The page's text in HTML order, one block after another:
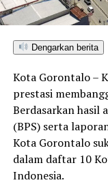
tengah kebijakan
menyangkut
manajemen RS
jantung,”
Dengan
ini,Gorontalo
di Indonesia
layanan bedah
Keberhasilan ini
Dengarkan berita
Kota Gorontalo –
prestasi
Berdasarkan hasil
(BPS) serta
Kota Gorontalo
dalam daftar 10
Indonesia.